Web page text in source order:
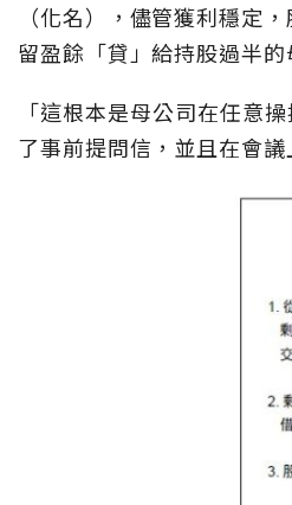
（化名），儘管獲利穩定
留盈餘「貸」給持股過半的
「這根本是母公司在任意
了事前提問信，並且在會